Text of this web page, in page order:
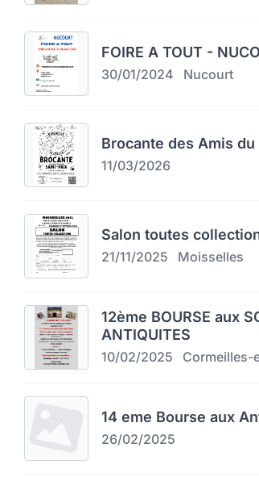
FOIRE A TOUT -
30/01/2024 Nucourt
Brocante des Amis
11/03/2026
Salon toutes
21/11/2025 Moisselles
12ème BOURSE aux
ANTIQUITES
10/02/2025 Cormeilles-
14 eme Bourse aux
26/02/2025